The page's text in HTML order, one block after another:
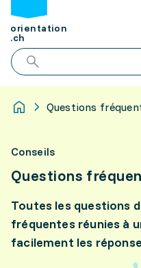
orientation
.ch
Questions
Conseils
Questions
Toutes les questions
fréquentes réunies à
facilement les